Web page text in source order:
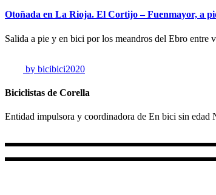
Otoñada en La Rioja. El Cortijo – Fuenmayor, a
Salida a pie y en bici por los meandros del Ebro
by bicibici2020
Biciclistas de Corella
Entidad impulsora y coordinadora de En bici sin edad